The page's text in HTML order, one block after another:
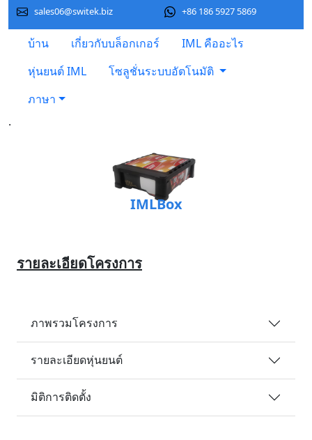
sales06@switek.biz +86 186 5927 5869
บ้าน เกี่ยวกับบล็อกเกอร์
IML คืออะไร
หุ่นยนต์ IML
โซลูชั่นระบบอัตโนมัติ
ภาษา
.
IMLBox
รายละเอียดโครงการ
ภาพรวมโครงการ
รายละเอียดหุ่นยนต์
มิติการติดตั้ง